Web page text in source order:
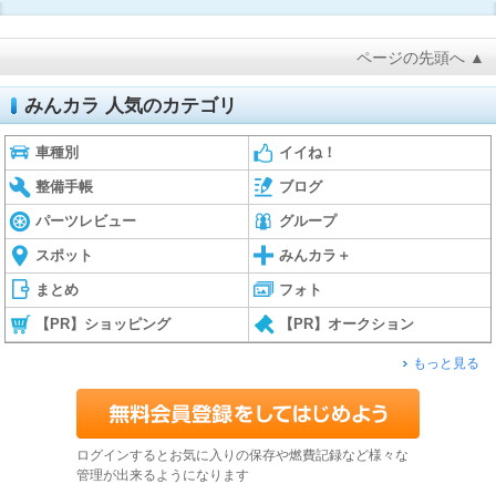
ページの先頭へ ▲
みんカラ 人気のカテゴリ
車種別 イイね！
整備手帳 ブログ
パーツレビュー グループ
スポット みんカラ＋
まとめ フォト
【PR】ショッピング 【PR】オークション
もっと見る
ログインするとお気に入りの保存や燃費記録など様々な
管理が出来るようになります